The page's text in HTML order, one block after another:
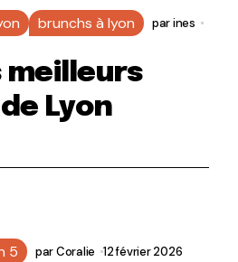
brunchs à lyon parines
meilleurs
Lyon
5 parCoralie 12 février 2026